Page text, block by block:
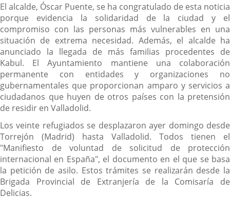
El alcalde, Óscar Puente, se ha congratulado de esta noticia
porque evidencia la solidaridad de la ciudad y el
compromiso con las personas más vulnerables en una
situación de extrema necesidad. Además, el alcalde ha
anunciado la llegada de más familias procedentes de
Kabul. El Ayuntamiento mantiene una colaboración
permanente con entidades y organizaciones no
gubernamentales que proporcionan amparo y servicios a
ciudadanos que huyen de otros países con la pretensión
de residir en Valladolid.
Los veinte refugiados se desplazaron ayer domingo desde
Torrejón (Madrid) hasta Valladolid. Todos tienen el
"Manifiesto de voluntad de solicitud de protección
internacional en España", el documento en el que se basa
la petición de asilo. Estos trámites se realizarán desde la
Brigada Provincial de Extranjería de la Comisaría de
Delicias.